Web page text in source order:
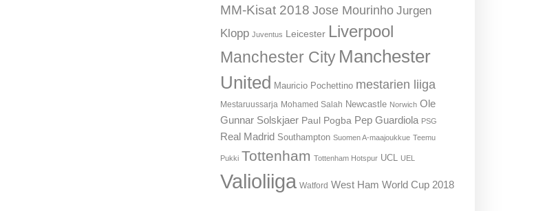
MM-Kisat 2018 Jose Mourinho Jurgen
Klopp Juventus Leicester Liverpool
Manchester City Manchester
United
Mauricio Pochettino mestarien liiga
Mestaruussarja Mohamed Salah Newcastle Norwich Ole
Gunnar Solskjaer Paul Pogba Pep Guardiola PSG
Real Madrid Southampton Suomen A-maajoukkue Teemu
Pukki Tottenham Tottenham Hotspur UCL UEL
Valioliiga Watford West Ham World Cup 2018